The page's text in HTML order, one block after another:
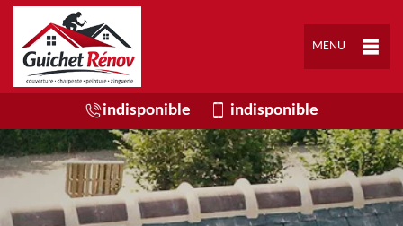
MENU
indisponible indisponible